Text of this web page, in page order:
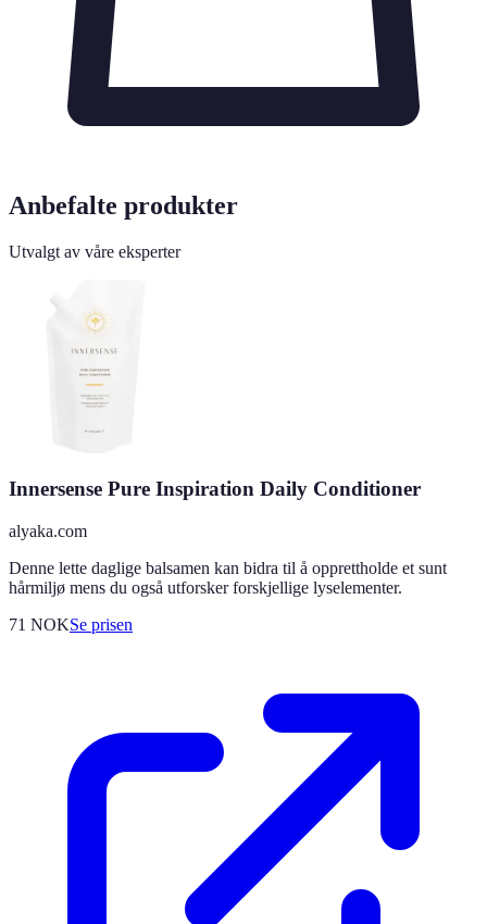
Anbefalte produkter
Utvalgt av våre eksperter
Innersense Pure Inspiration Daily Conditioner
alyaka.com
Denne lette daglige balsamen kan bidra til å opprettholde et sunt
hårmiljø mens du også utforsker forskjellige lyselementer.
71 NOKSe prisen